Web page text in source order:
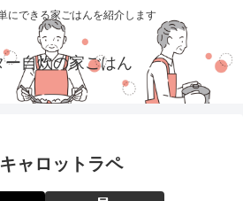
にできる家ごはんを紹介します
ー自炊の家ごはん
ャロットラペ